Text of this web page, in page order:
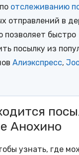
отслеживанию
отправлений в
позволяет быстро
посылку из
Алиэкспресс,
Анохино
узнать, где